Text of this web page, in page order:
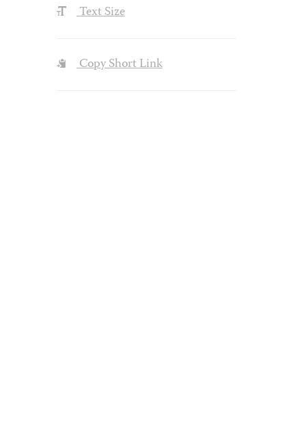
Text Size
Copy Short Link